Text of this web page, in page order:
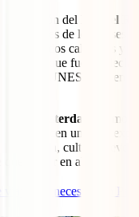
del
Día del Rey
de los Países
mercados callejeros y
– que fueron
de la UNESCO – en
de Ámsterdam , como el
, que ofrecen una rica
cultura y
visitar en abril.
viaje que necesitas en